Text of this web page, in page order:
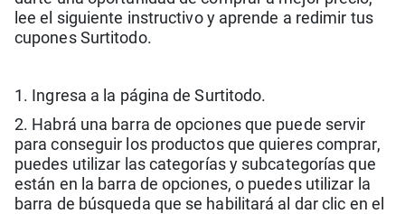
lee el siguiente instructivo y aprende a redimir tus
cupones Surtitodo.
1. Ingresa a la página de Surtitodo.
2. Habrá una barra de opciones que puede servir
para conseguir los productos que quieres comprar,
puedes utilizar las categorías y subcategorías que
están en la barra de opciones, o puedes utilizar la
barra de búsqueda que se habilitará al dar clic en el